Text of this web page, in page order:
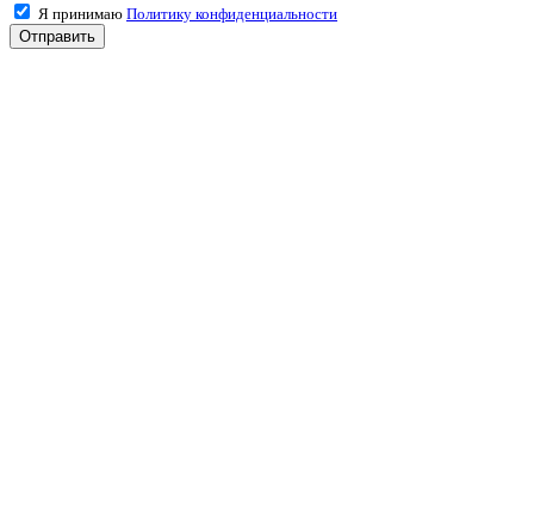
Я принимаю Политику конфиденциальности
Отправить